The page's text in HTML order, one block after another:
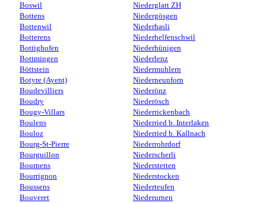
Boswil
Bottens
Bottenwil
Botterens
Bottighofen
Bottmingen
Böttstein
Botyre (Ayent)
Boudevilliers
Boudry
Bougy-Villars
Boulens
Bouloz
Bourg-St-Pierre
Bourguillon
Bournens
Bourrignon
Boussens
Bouveret
Niederglatt ZH
Niedergösgen
Niederhasli
Niederhelfenschwil
Niederhünigen
Niederlenz
Niedermuhlern
Niederneunforn
Niederönz
Niederösch
Niederrickenbach
Niederried b. Interlaken
Niederried b. Kallnach
Niederrohrdorf
Niederscherli
Niederstetten
Niederstocken
Niederteufen
Niederurnen